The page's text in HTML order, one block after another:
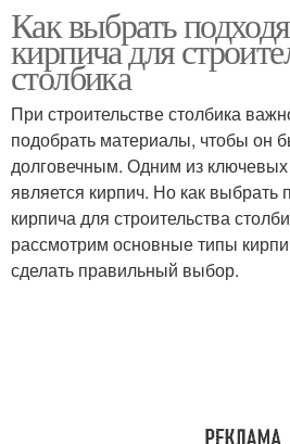
Как выбрать
кирпича для
столбика
При строительстве столбика
подобрать материалы, чтобы он
долговечным. Одним из
является кирпич. Но как выбрать
кирпича для строительства
рассмотрим основные типы
сделать правильный выбор.